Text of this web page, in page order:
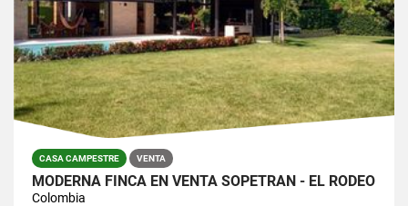
CASA CAMPESTRE VENTA
MODERNA FINCA EN VENTA SOPETRÁN - EL RODEO
Colombia